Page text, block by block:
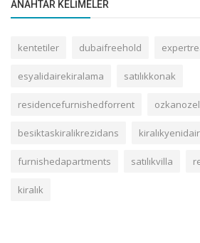
ANAHTAR KELIMELER
kentetiler dubaifreehold
esyalidairekiralama satılıkkonak
residencefurnishedforrent
besiktaskiralikrezidans
furnishedapartments satılıkvilla
kiralık